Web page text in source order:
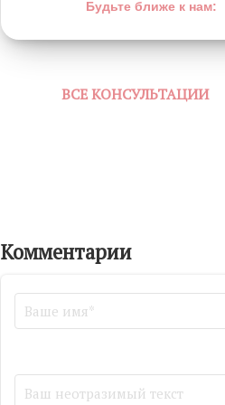
Будьте ближе к нам:
ВСЕ КОНСУЛЬТАЦИИ
Комментарии